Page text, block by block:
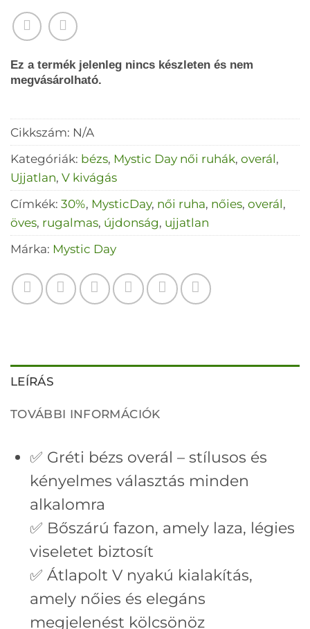
Ez a termék jelenleg nincs készleten és nem
megvásárolható.
Cikkszám: N/A
Kategóriák: bézs, Mystic Day női ruhák, overál,
Ujjatlan, V kivágás
Címkék: 30%, MysticDay, női ruha, nőies, overál,
öves, rugalmas, újdonság, ujjatlan
Márka: Mystic Day
LEÍRÁS
TOVÁBBI INFORMÁCIÓK
✅ Gréti bézs overál – stílusos és
kényelmes választás minden
alkalomra
✅ Bőszárú fazon, amely laza, légies
viseletet biztosít
✅ Átlapolt V nyakú kialakítás,
amely nőies és elegáns
megjelenést kölcsönöz